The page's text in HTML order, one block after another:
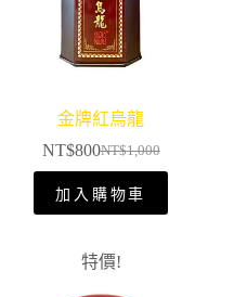
金牌紅烏龍
NT$1,000
NT$800
加入購物車
特價!